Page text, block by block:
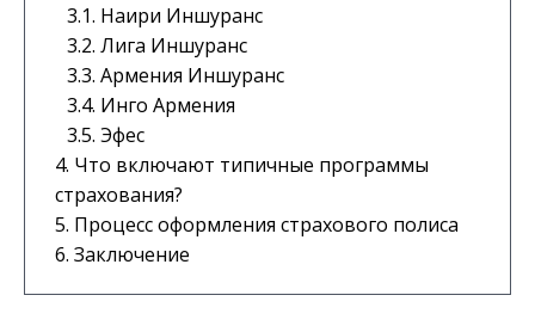
Наири Иншуранс
Лига Иншуранс
Армения Иншуранс
Инго Армения
Эфес
Что включают типичные программы
страхования?
Процесс оформления страхового полиса
Заключение